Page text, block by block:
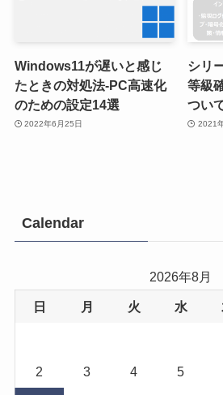
Windows11が遅いと感じ
たときの対処法-PC高速化
のための設定14選
2022年6月25日
シリ
等級
つい
2021
Calendar
2026年8月
日 月 火 水
2 3 4 5